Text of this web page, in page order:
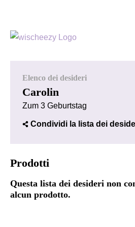
Elenco dei desideri
Carolin
Zum 3 Geburtstag
Condividi la lista dei
Prodotti
Questa lista dei desideri non
alcun prodotto.